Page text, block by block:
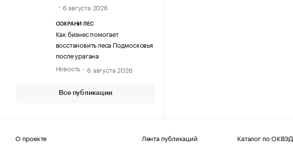
6 августа 2026
СОХРАНИ ЛЕС
Как бизнес помогает
восстановить леса Подмосковья
после урагана
Новость
6 августа 2026
Все публикации
О проекте
Лента публикаций
Каталог по ОКВЭД